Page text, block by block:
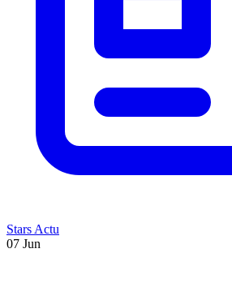
Stars Actu
07 Jun